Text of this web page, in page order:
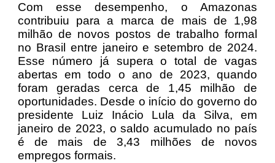
Com esse desempenho, o Amazonas
contribuiu para a marca de mais de 1,98
milhão de novos postos de trabalho formal
no Brasil entre janeiro e setembro de 2024.
Esse número já supera o total de vagas
abertas em todo o ano de 2023, quando
foram geradas cerca de 1,45 milhão de
oportunidades. Desde o início do governo do
presidente Luiz Inácio Lula da Silva, em
janeiro de 2023, o saldo acumulado no país
é de mais de 3,43 milhões de novos
empregos formais.